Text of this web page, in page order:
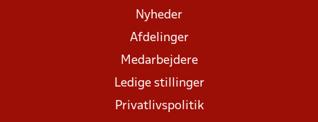
Nyheder
Afdelinger
Medarbejdere
Ledige stillinger
Privatlivspolitik